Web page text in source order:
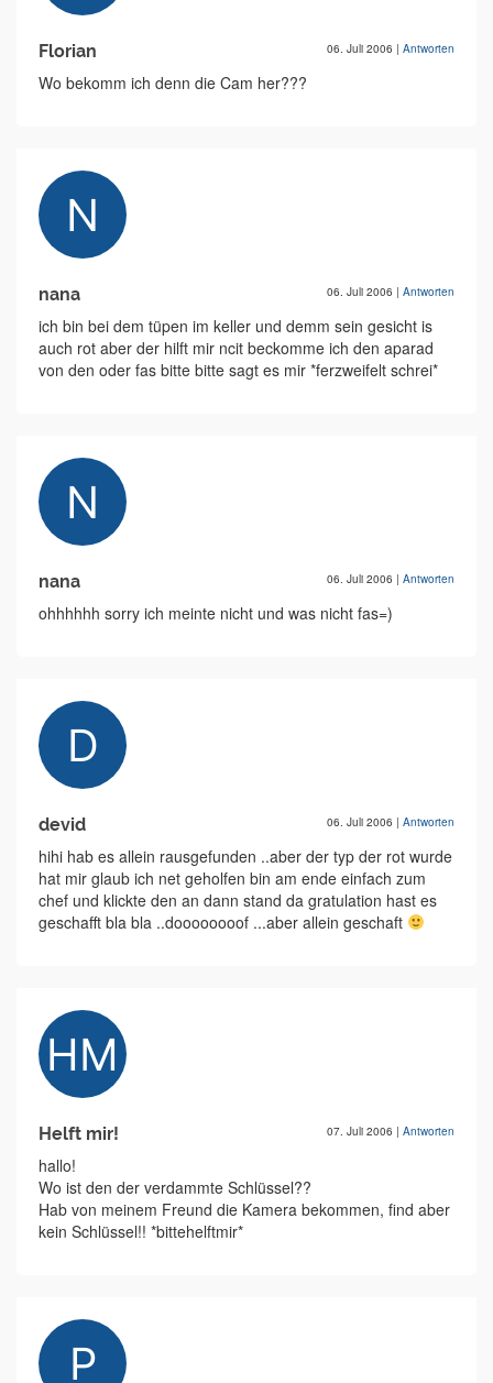
Florian 06. Juli 2006 | Antworten
Wo bekomm ich denn die Cam her???
nana 06. Juli 2006 | Antworten
ich bin bei dem tüpen im keller und demm sein gesicht is
auch rot aber der hilft mir ncit beckomme ich den aparad
von den oder fas bitte bitte sagt es mir *ferzweifelt schrei*
nana 06. Juli 2006 | Antworten
ohhhhhh sorry ich meinte nicht und was nicht fas=)
devid 06. Juli 2006 | Antworten
hihi hab es allein rausgefunden ..aber der typ der rot wurde
hat mir glaub ich net geholfen bin am ende einfach zum
chef und klickte den an dann stand da gratulation hast es
geschafft bla bla ..doooooooof ...aber allein geschaft
Helft mir! 07. Juli 2006 | Antworten
hallo!
Wo ist den der verdammte Schlüssel??
Hab von meinem Freund die Kamera bekommen, find aber
kein Schlüssel!! *bittehelftmir*